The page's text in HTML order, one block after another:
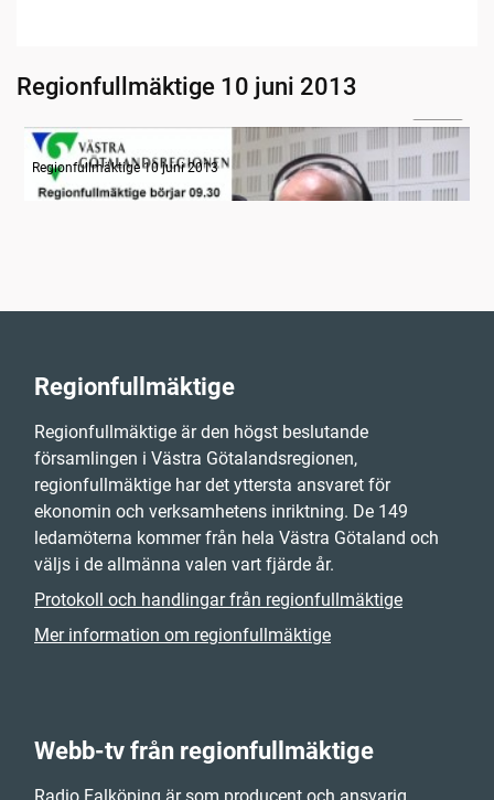
Regionfullmäktige 10 juni 2013
Radion informerar
Regionfullmäktige 10 juni 2013
Regionfullmäktige
Regionfullmäktige är den högst beslutande
församlingen i Västra Götalandsregionen,
regionfullmäktige har det yttersta ansvaret för
ekonomin och verksamhetens inriktning. De 149
ledamöterna kommer från hela Västra Götaland och
väljs i de allmänna valen vart fjärde år.
Protokoll och handlingar från regionfullmäktige
Mer information om regionfullmäktige
Webb-tv från regionfullmäktige